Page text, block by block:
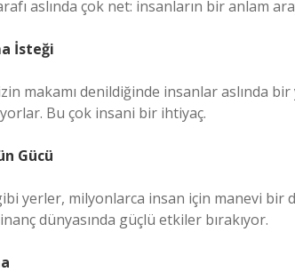
aslında çok net: insanların bir anlam
İsteği
makamı denildiğinde insanlar aslında
Bu çok insani bir ihtiyaç.
Gücü
yerler, milyonlarca insan için manevi bir
dünyasında güçlü etkiler bırakıyor.